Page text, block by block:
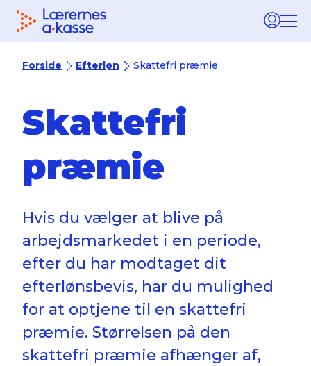
Tilbage til forsiden
Forside Efterløn Skattefri præmie
Skattefri
præmie
Hvis du vælger at blive på
arbejdsmarkedet i en periode,
efter du har modtaget dit
efterlønsbevis, har du mulighed
for at optjene til en skattefri
præmie. Størrelsen på den
skattefri præmie afhænger af,